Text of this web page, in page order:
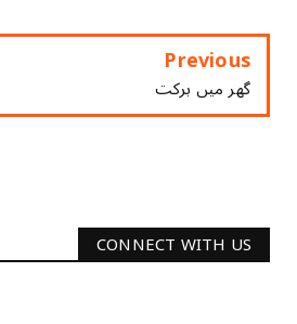
Previous
گھر میں برکت
CONNECT WITH US